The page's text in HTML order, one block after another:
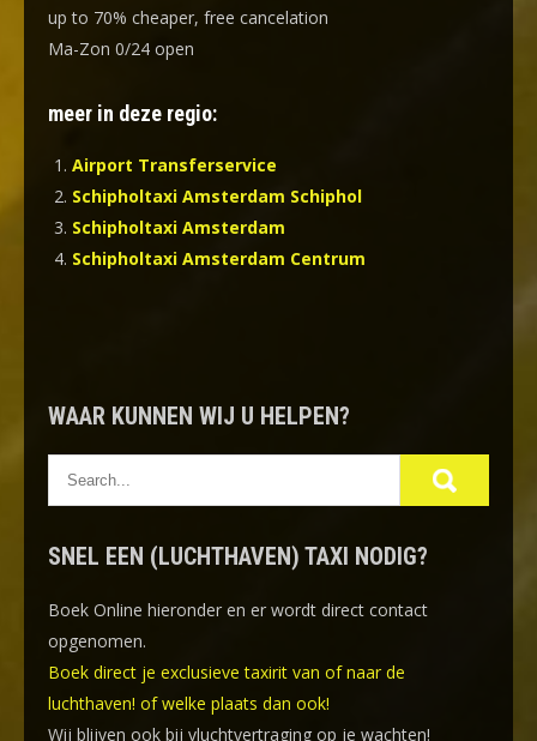
up to 70% cheaper, free cancelation
Ma-Zon 0/24 open
meer in deze regio:
Airport Transferservice
Schipholtaxi Amsterdam Schiphol
Schipholtaxi Amsterdam
Schipholtaxi Amsterdam Centrum
WAAR KUNNEN WIJ U HELPEN?
SNEL EEN (LUCHTHAVEN) TAXI NODIG?
Boek Online hieronder en er wordt direct contact
opgenomen.
Boek direct je exclusieve taxirit van of naar de
luchthaven! of welke plaats dan ook!
Wij blijven ook bij vluchtvertraging op je wachten!